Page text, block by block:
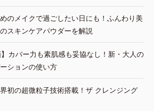
のメイクで過ごしたい日にも！ふんわり美
スキンケアパウダーを解説
】カバー力も素肌感も妥協なし！新・大人の
ションの使い方
初の超微粒子技術搭載！ザ クレンジング